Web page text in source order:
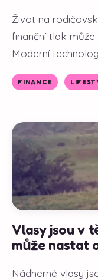
Život na
finanční tlak
Moderní
FINANCE |
Vlasy jsou v
může nastat
Nádherné vlasy